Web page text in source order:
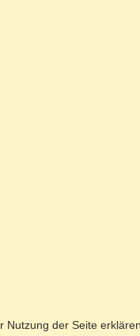
Nutzung der Seite